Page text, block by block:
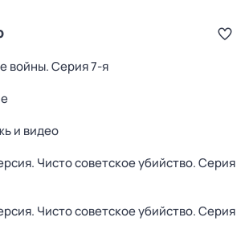
войны. Серия 7-я
и видео
Чисто советское убийство. Серия
Чисто советское убийство. Серия